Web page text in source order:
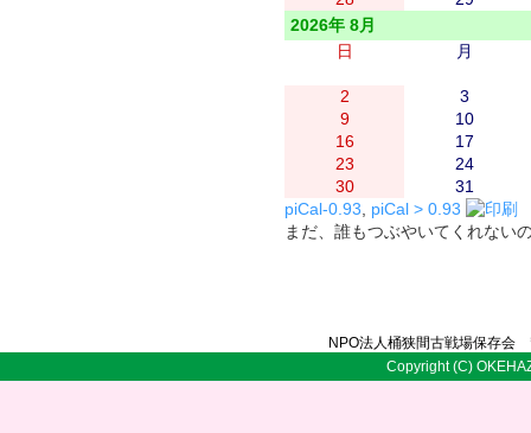
2026年 8月
日
月
2
3
9
10
16
17
23
24
30
31
piCal-0.93, piCal > 0.93
まだ、誰もつぶやいてくれな
NPO法人桶狭間古戦場保存
Copyright (C)